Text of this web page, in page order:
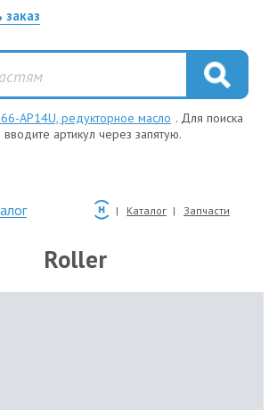
AP14U, редукторное масло . Для поиска
артикул через запятую.
Каталог Запчасти
Roller